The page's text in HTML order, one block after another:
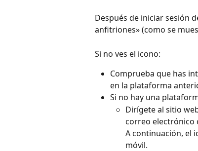
Después de iniciar sesión
anfitriones» (como se
Si no ves el icono:
Comprueba que has
en la plataforma
Si no hay una
Dirígete al sitio
correo electrónico
A continuación, el
móvil.